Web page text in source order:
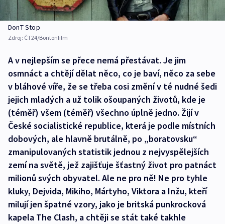
DonT Stop
Zdroj: ČT24/Bontonfilm
A v nejlepším se přece nemá přestávat. Je jim
osmnáct a chtějí dělat něco, co je baví, něco za sebe
v bláhové víře, že se třeba cosi změní v té nudné šedi
jejich mladých a už tolik ošoupaných životů, kde je
(téměř) všem (téměř) všechno úplně jedno. Žijí v
České socialistické republice, která je podle místních
dobových, ale hlavně brutálně, po „boratovsku“
zmanipulovaných statistik jednou z nejvyspělejších
zemí na světě, jež zajišťuje šťastný život pro patnáct
milionů svých obyvatel. Ale ne pro ně! Ne pro tyhle
kluky, Dejvida, Mikiho, Mártyho, Viktora a Inžu, kteří
milují jen špatné vzory, jako je britská punkrocková
kapela The Clash, a chtěji se stát také takhle